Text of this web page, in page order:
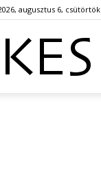
augusztus 6, csütörtök